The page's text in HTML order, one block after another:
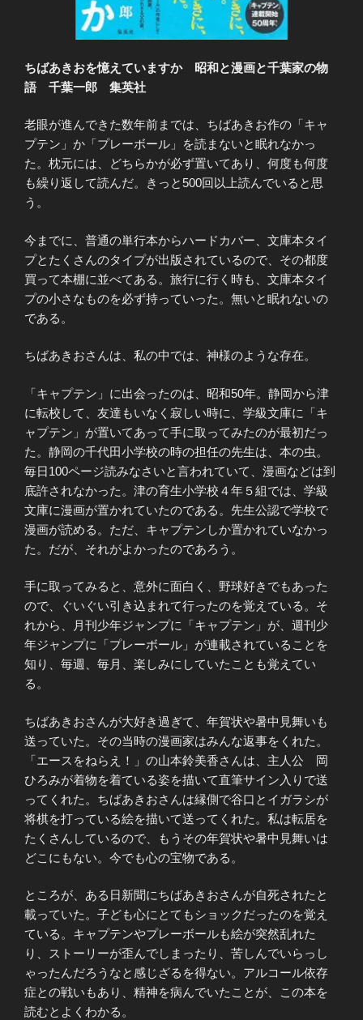
ちばあきおを憶えていますか 昭和と漫画と千葉家の物
語 千葉一郎 集英社
老眼が進んできた数年前までは、ちばあきお作の「キャ
プテン」か「プレーボール」を読まないと眠れなかっ
た。枕元には、どちらかが必ず置いてあり、何度も何度
も繰り返して読んだ。きっと500回以上読んでいると思
う。
今までに、普通の単行本からハードカバー、文庫本タイ
プとたくさんのタイプが出版されているので、その都度
買って本棚に並べてある。旅行に行く時も、文庫本タイ
プの小さなものを必ず持っていった。無いと眠れないの
である。
ちばあきおさんは、私の中では、神様のような存在。
「キャプテン」に出会ったのは、昭和50年。静岡から津
に転校して、友達もいなく寂しい時に、学級文庫に「キ
ャプテン」が置いてあって手に取ってみたのが最初だっ
た。静岡の千代田小学校の時の担任の先生は、本の虫。
毎日100ページ読みなさいと言われていて、漫画などは到
底許されなかった。津の育生小学校４年５組では、学級
文庫に漫画が置かれていたのである。先生公認で学校で
漫画が読める。ただ、キャプテンしか置かれていなかっ
た。だが、それがよかったのであろう。
手に取ってみると、意外に面白く、野球好きでもあった
ので、ぐいぐい引き込まれて行ったのを覚えている。そ
れから、月刊少年ジャンプに「キャプテン」が、週刊少
年ジャンプに「プレーボール」が連載されていることを
知り、毎週、毎月、楽しみにしていたことも覚えてい
る。
ちばあきおさんが大好き過ぎて、年賀状や暑中見舞いも
送っていた。その当時の漫画家はみんな返事をくれた。
「エースをねらえ！」の山本鈴美香さんは、主人公 岡
ひろみが着物を着ている姿を描いて直筆サイン入りで送
ってくれた。ちばあきおさんは縁側で谷口とイガラシが
将棋を打っている絵を描いて送ってくれた。私は転居を
たくさんしているので、もうその年賀状や暑中見舞いは
どこにもない。今でも心の宝物である。
ところが、ある日新聞にちばあきおさんが自死されたと
載っていた。子ども心にとてもショックだったのを覚え
ている。キャプテンやプレーボールも絵が突然乱れた
り、ストーリーが歪んでしまったり、苦しんでいらっし
ゃったんだろうなと感じざるを得ない。アルコール依存
症との戦いもあり、精神を病んでいたことが、この本を
読むとよくわかる。